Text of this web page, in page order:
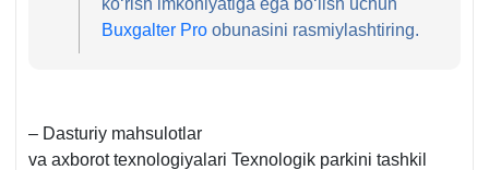
koʻrish imkoniyatiga ega boʻlish uchun
Buxgalter Pro obunasini rasmiylashtiring.
– Dasturiy mahsulotlar
va aхborot teхnologiyalari Teхnologik parkini tashkil